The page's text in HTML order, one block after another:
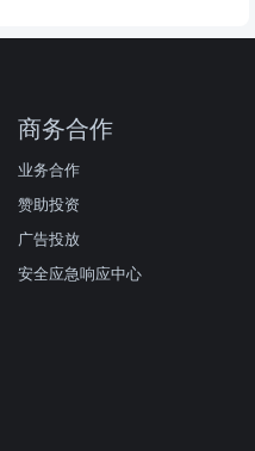
商务合作
业务合作
赞助投资
广告投放
安全应急响应中心